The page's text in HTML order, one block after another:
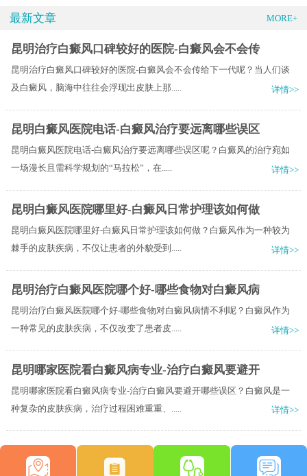
最新文章 MORE+
昆明治疗白癜风口碑较好的医院-白癜风会不会传
昆明治疗白癜风口碑较好的医院-白癜风会不会传给下一代呢？当人们谈
及白癜风，脑海中往往会浮现出皮肤上那.....
详情>>
昆明白癜风医院电话-白癜风治疗要远离哪些误区
昆明白癜风医院电话-白癜风治疗要远离哪些误区呢？白癜风的治疗宛如
一场漫长且需科学规划的“马拉松”，在.....
详情>>
昆明白癜风医院哪里好-白癜风日常护理该如何做
昆明白癜风医院哪里好-白癜风日常护理该如何做？白癜风作为一种较为
棘手的皮肤疾病，不仅让患者的外貌受到.....
详情>>
昆明治疗白癜风医院哪个好-哪些食物对白癜风病
昆明治疗白癜风医院哪个好-哪些食物对白癜风病情不利呢？白癜风作为
一种常见的皮肤疾病，不仅改变了患者皮.....
详情>>
昆明哪家医院看白癜风病专业-治疗白癜风要避开
昆明哪家医院看白癜风病专业-治疗白癜风要避开哪些误区？白癜风是一
种复杂的皮肤疾病，治疗过程困难重重、.....
详情>>